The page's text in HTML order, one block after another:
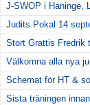
J-SWOP i Haninge,
Judits Pokal 14
Stort Grattis Fredrik
Välkomna alla nya
Schemat för HT &
Sista träningen